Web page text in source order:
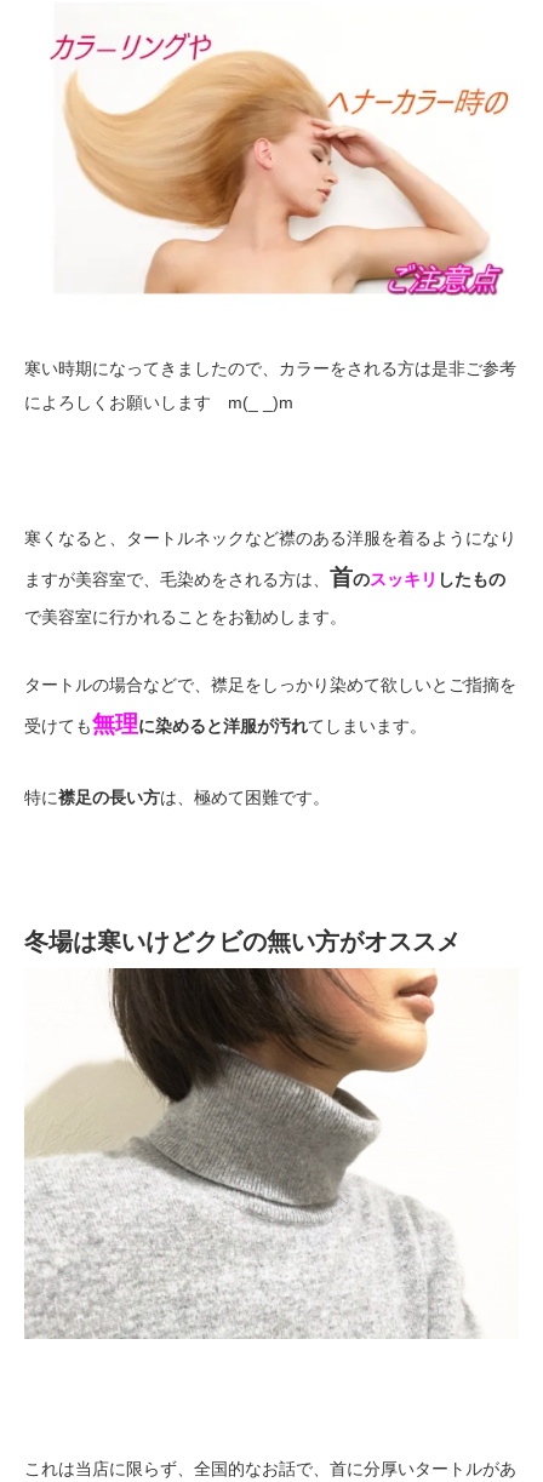
寒い時期になってきましたので、カラーをされる方は是非ご参考
によろしくお願いします m(_ _)m
寒くなると、タートルネックなど襟のある洋服を着るようになり
ますが美容室で、毛染めをされる方は、 首のスッキリ したもの
で美容室に行かれることをお勧めします。
タートルの場合などで、襟足をしっかり染めて欲しいとご指摘を
受けても無理に染めると洋服が汚れてしまいます。
特に襟足の長い方は、極めて困難です。
冬場は寒いけどクビの無い方がオススメ
これは当店に限らず、全国的なお話で、首に分厚いタートルがあ